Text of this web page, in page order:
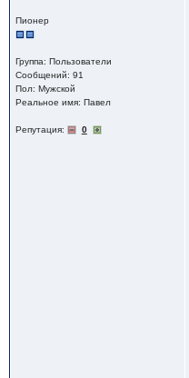
Пионер
Группа: Пользователи
Сообщений: 91
Пол: Мужской
Реальное имя: Павел
Репутация: 0